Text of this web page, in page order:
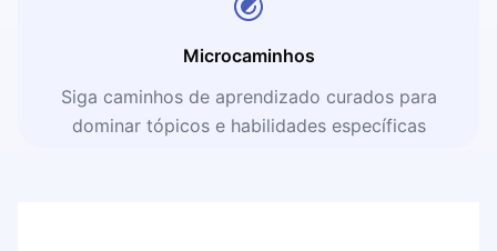
Microcaminhos
Siga caminhos de aprendizado curados para
dominar tópicos e habilidades específicas